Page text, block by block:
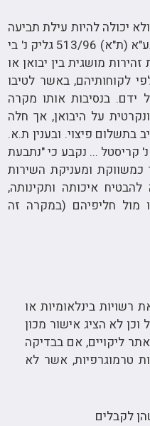
יכולה להיות עילת תביעה
כלפי היבואן (להבדיל מהיצרן). בע"א (ת"א) 513/96 גליק נ' בי
מושגית בין יבואן או
לקוחותיהם, באשר לטיבו
ידם. בנסיבות אותו מקרה
על היבואן, אך חלה
בתשלום פיצוי. ובענין ת.א.
לביטוח נ' קריסטל ... נקבע כי "נתבעת
כמשווקת ומעניקת השירות
איכותה ותקינותה,
מול חליפיהם (במקרה זה
רשויות בינלאומיות או
לא הציג אישור מכון
ליקויים, אם בבדיקה
טרמוגרפיות, אשר לא
לקבלים